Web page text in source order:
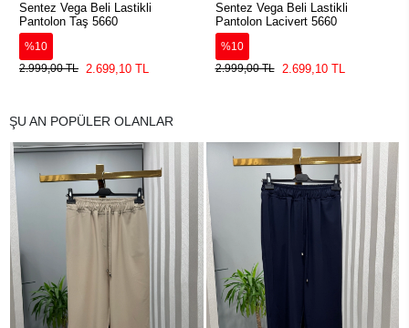
Sentez Vega Beli Lastikli
Pantolon Taş 5660
%10
2.999,00 TL
2.699,10 TL
Sentez Vega Beli Lastikli
Pantolon Lacivert 5660
%10
2.999,00 TL
2.699,10 TL
ŞU AN POPÜLER OLANLAR